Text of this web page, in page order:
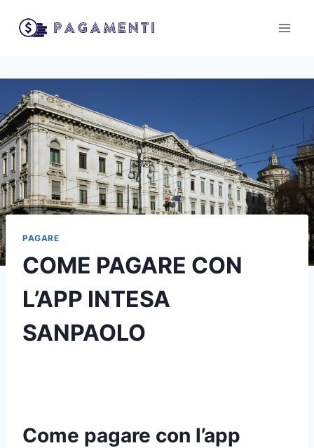
PAGARE
COME PAGARE CON
L’APP INTESA
SANPAOLO
Come pagare con l’app